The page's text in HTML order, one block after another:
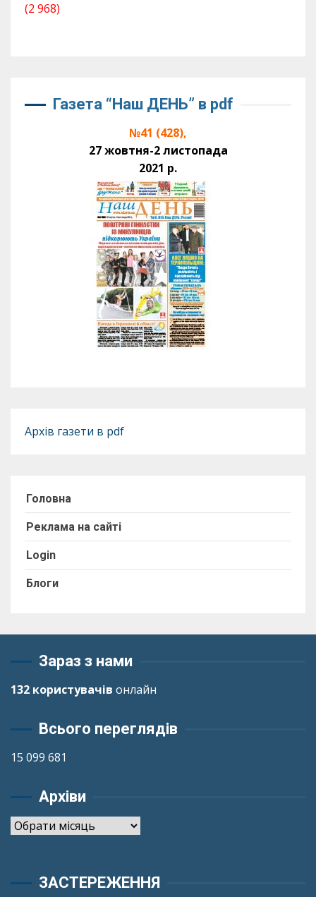
(2 968)
Газета “Наш ДЕНЬ” в pdf
№41 (428),
27 жовтня-2 листопада
2021 р.
Архів газети в pdf
Головна
Реклама на сайті
Login
Блоги
Зараз з нами
132 користувачів онлайн
Всього переглядів
15 099 681
Архіви
Архіви
ЗАСТЕРЕЖЕННЯ